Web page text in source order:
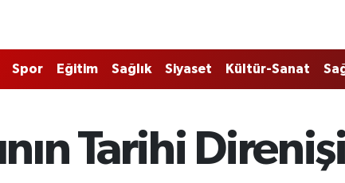
Spor Eğitim Sağlık Siyaset Kültür-Sanat
Tarihi